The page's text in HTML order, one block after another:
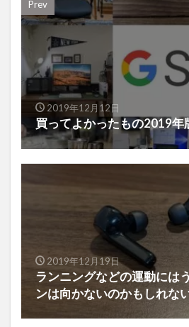
Prev
2019年12月12日
買ってよかったもの2019年
2019年12月19日
ランニングなどの運動には
ンは向かないのかもしれな